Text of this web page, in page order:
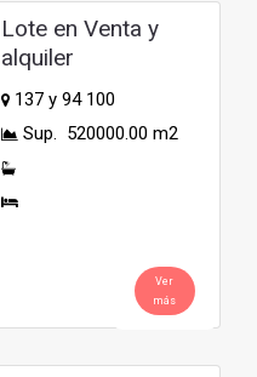
Lote en Venta y
alquiler
137 y 94 100
Sup. 520000.00 m2
Ver
más